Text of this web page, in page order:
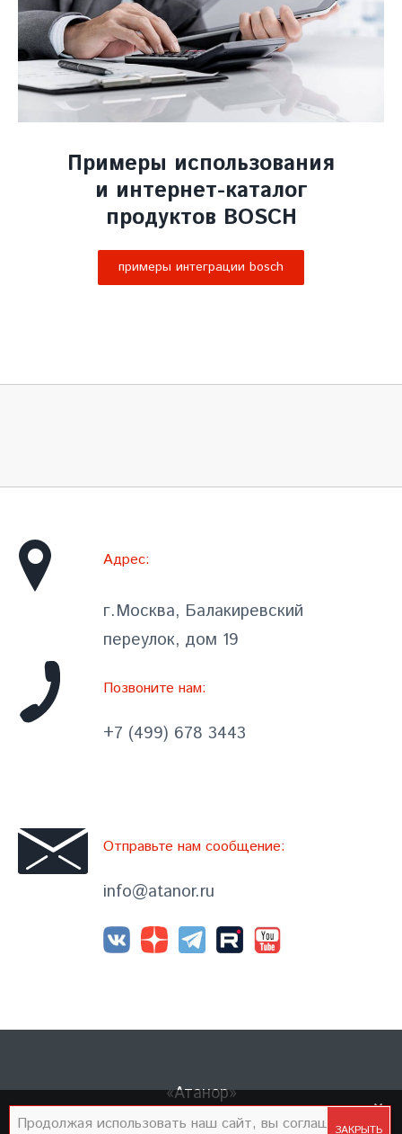
Примеры использования
и интернет-каталог
продуктов BOSСH
примеры интеграции bosсh
Адрес:
г.Москва, Балакиревский
переулок, дом 19
Позвоните нам:
+7 (499) 678 3443
Отправьте нам сообщение:
info@atanor.ru
«Атанор»
Продолжая использовать наш сайт, вы соглашаетесь
×
Продолжая использовать наш сайт, вы